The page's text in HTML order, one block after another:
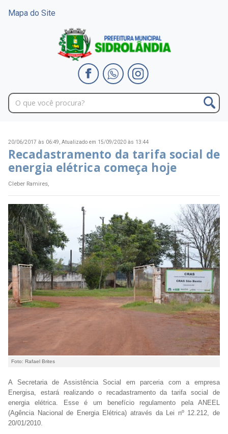
Mapa do Site
20/06/2017 às 06:49, Atualizado em 15/09/2020 às 13:44
Recadastramento da tarifa social de
energia elétrica começa hoje
Cleber Ramires,
Foto: Rafael Brites
A Secretaria de Assistência Social em parceria com a empresa
Energisa, estará realizando o recadastramento da tarifa social de
energia elétrica. Esse é um benefício regulamento pela ANEEL
(Agência Nacional de Energia Elétrica) através da Lei nº 12.212, de
20/01/2010.